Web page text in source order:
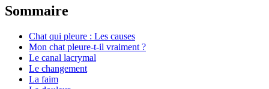
Sommaire
Chat qui pleure : Les causes
Mon chat pleure-t-il vraiment ?
Le canal lacrymal
Le changement
La faim